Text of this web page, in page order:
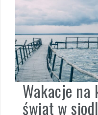
Wakacje na
świat w